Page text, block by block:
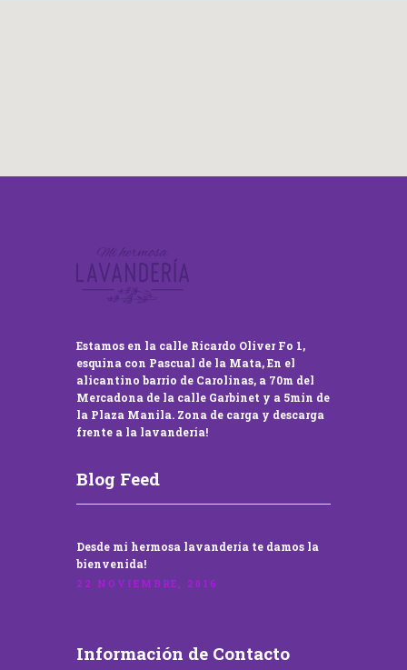
Estamos en la calle Ricardo Oliver Fo 1,
esquina con Pascual de la Mata, En el
alicantino barrio de Carolinas, a 70m del
Mercadona de la calle Garbinet y a 5min de
la Plaza Manila. Zona de carga y descarga
frente a la lavandería!
Blog Feed
Desde mi hermosa lavandería te damos la
bienvenida!
22 NOVIEMBRE, 2016
Información de Contacto